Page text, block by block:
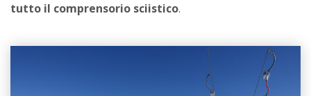
tutto il comprensorio sciistico.